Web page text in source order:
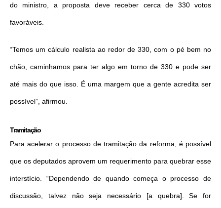
do ministro, a proposta deve receber cerca de 330 votos
favoráveis.
“Temos um cálculo realista ao redor de 330, com o pé bem no
chão, caminhamos para ter algo em torno de 330 e pode ser
até mais do que isso. É uma margem que a gente acredita ser
possível”, afirmou.
Tramitação
Para acelerar o processo de tramitação da reforma, é possível
que os deputados aprovem um requerimento para quebrar esse
interstício. “Dependendo de quando começa o processo de
discussão, talvez não seja necessário [a quebra]. Se for